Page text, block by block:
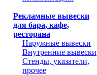
Рекламные вывески
для бара, кафе,
ресторана
Наружные вывески
Внутренние вывески
Стенды, указатели,
прочее